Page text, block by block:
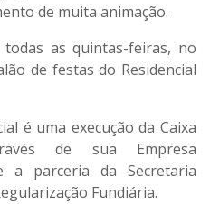
de muita animação.
as quintas-feiras, no
de festas do Residencial
é uma execução da Caixa
de sua Empresa
a parceria da Secretaria
Fundiária.